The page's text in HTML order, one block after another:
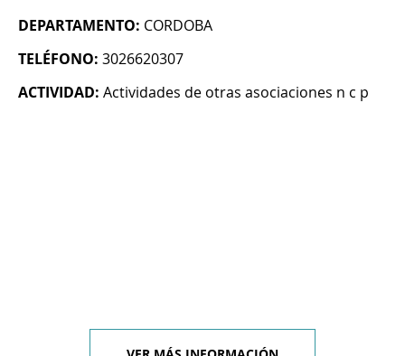
DEPARTAMENTO: CORDOBA
TELÉFONO: 3026620307
ACTIVIDAD: Actividades de otras asociaciones n c p